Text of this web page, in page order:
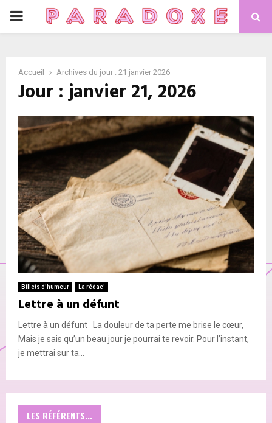
P
M
A
R
Y
M
E
N
U
Accueil Archives du jour : 21 janvier 2026
Jour : janvier 21, 2026
Billets d'humeur La rédac'
Lettre à un défunt
Lettre à un défunt La douleur de ta perte me brise le cœur,
Mais je sais qu’un beau jour je pourrai te revoir. Pour l’instant,
je mettrai sur ta...
LES RÉFÉRENTS...